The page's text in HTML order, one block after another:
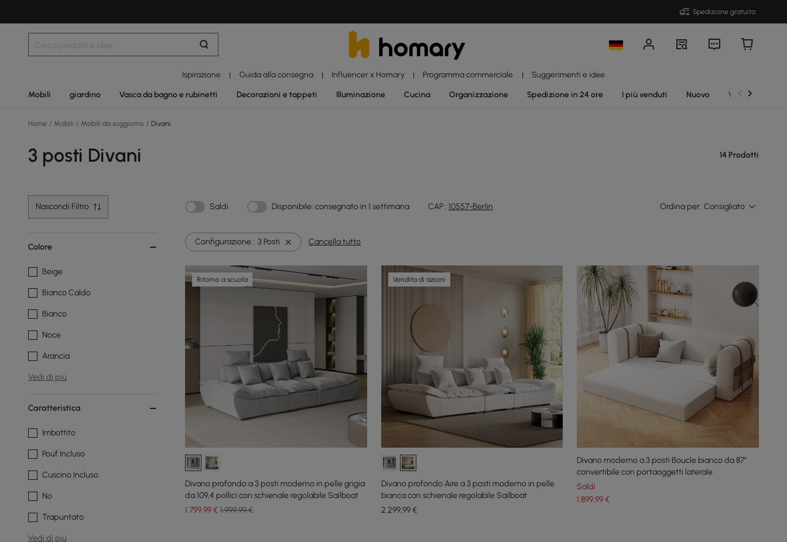
Spedizione gratuita
Ispirazione | Guida alla consegna | Influencer x Homary | Programma commerciale | Suggerimenti e idee
Mobili giardino Vasca da bagno e rubinetti Decorazioni e tappeti Illuminazione Cucina Organizzazione Spedizione in 24 ore I più venduti Nuovo Vendite
Home / Mobili / Mobili da soggiorno / Divani
3 posti Divani 14 Prodotti
Nascondi Filtro Saldi Disponibile: consegnato in 1 settimana CAP : 10557-Berlin Ordina per: Consigliato
Colore
Beige
Bianco Caldo
Bianco
Noce
Arancia
Vedi di più
Caratteristica
Imbottito
Pouf Incluso
Cuscino Incluso
No
Trapuntato
Vedi di più
Configurazione : 3 Posti Cancella tutto
Ritorno a scuola
Divano profondo a 3 posti moderno in pelle grigia
da 109,4 pollici con schienale regolabile Sailboat
1.799,99€ 1.999,99 €
Vendita di azioni
Divano profondo Aire a 3 posti moderno in pelle
bianca con schienale regolabile Sailboat
2.299,99€
Divano moderno a 3 posti Boucle bianco da 87"
convertibile con portaoggetti laterale
Saldi
1.899,99€